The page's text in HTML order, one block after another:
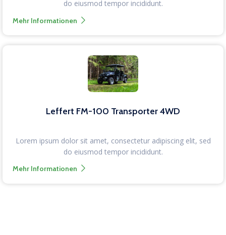
do eiusmod tempor incididunt.
Mehr Informationen
Leffert FM-100 Transporter 4WD
Lorem ipsum dolor sit amet, consectetur adipiscing elit, sed
do eiusmod tempor incididunt.
Mehr Informationen